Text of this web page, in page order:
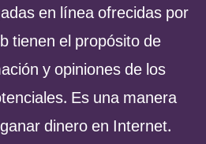
en línea ofrecidas por
tienen el propósito de
y opiniones de los
Es una manera
dinero en Internet.